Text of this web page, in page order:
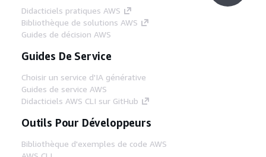
Didacticiels pratiques AWS
Bibliothèque de solutions AWS
Guides de décision AWS
Guides De Service
Choisir un service d'IA générative
Guides de service AWS
Didacticiels AWS CLI sur GitHub
Outils Pour Développeurs
Bibliothèque d'exemples de code AWS